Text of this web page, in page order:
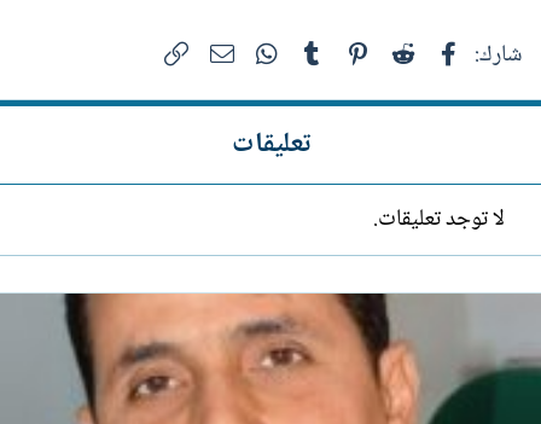
شارك: فيسبوك Reddit
Pinterest
Tumblr
WhatsAppالبريد الإلكتروني
تعليقات
لا توجد تعليقات.